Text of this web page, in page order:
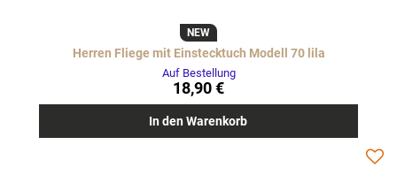
NEW
Herren Fliege mit Einstecktuch Modell 70 lila
Auf Bestellung
18,90 €
In den Warenkorb